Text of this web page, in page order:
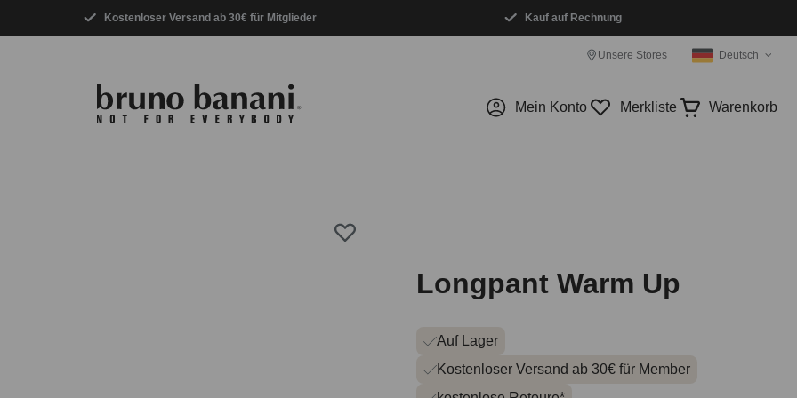
Kostenloser Versand ab 30€ für Mitglieder Kauf auf Rechnung
Unsere Stores Deutsch
Mein Konto Merkliste Warenkorb
Longpant Warm Up
Auf Lager
Kostenloser Versand ab 30€ für Member